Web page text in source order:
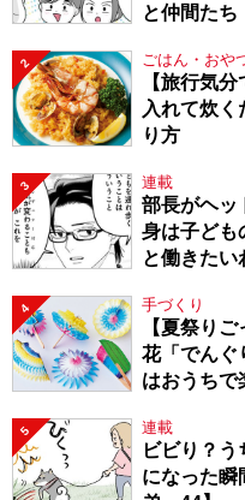
と仲間た
2 ごはん・おや
【旅行気
入れて炊
り方
3 連載
部長がヘッ
身は子ども
と働きた
4 手づくり
【夏祭り
花「でんぐ
はおうちで
5 連載
ビビり？
になった瞬